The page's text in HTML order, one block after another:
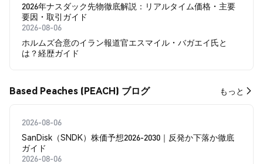
2026年ナスダック先物徹底解説：リアルタイム価格・主要
要因・取引ガイド
2026-08-06
ホルムズ合意のイラン報道官エスマイル・バガエイ氏と
は？経歴ガイド
Based Peaches (PEACH) ブログ もっと
2026-08-06
SanDisk（SNDK）株価予想2026-2030｜反発か下落か徹底
ガイド
2026-08-06